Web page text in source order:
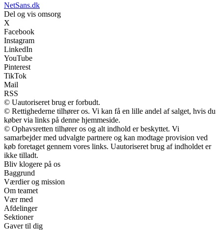
NetSans.dk
Del og vis omsorg
X
Facebook
Instagram
LinkedIn
YouTube
Pinterest
TikTok
Mail
RSS
© Uautoriseret brug er forbudt.
© Rettighederne tilhører os. Vi kan få en lille andel af salget, hvis du
køber via links på denne hjemmeside.
© Ophavsretten tilhører os og alt indhold er beskyttet. Vi
samarbejder med udvalgte partnere og kan modtage provision ved
køb foretaget gennem vores links. Uautoriseret brug af indholdet er
ikke tilladt.
Bliv klogere på os
Baggrund
Værdier og mission
Om teamet
Vær med
Afdelinger
Sektioner
Gaver til dig